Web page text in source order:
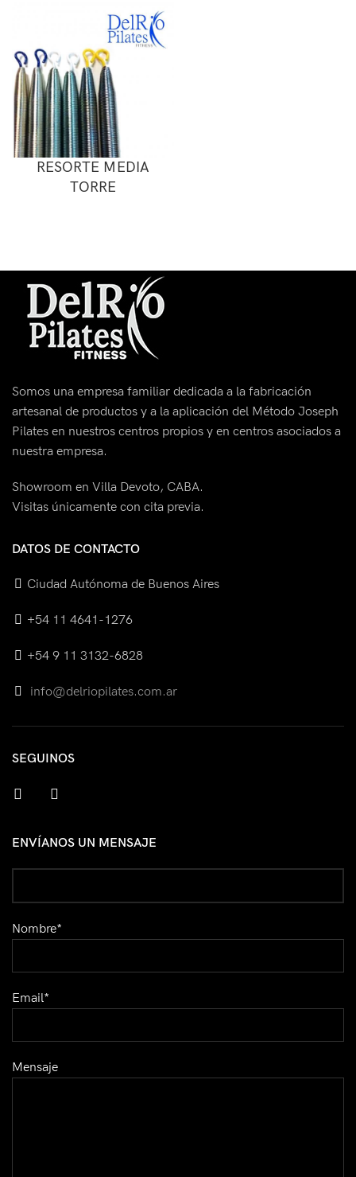
RESORTE MEDIA
TORRE
Somos una empresa familiar dedicada a la fabricación
artesanal de productos y a la aplicación del Método Joseph
Pilates en nuestros centros propios y en centros asociados a
nuestra empresa.
Showroom en Villa Devoto, CABA.
Visitas únicamente con cita previa.
DATOS DE CONTACTO
Ciudad Autónoma de Buenos Aires
+54 11 4641-1276
+54 9 11 3132-6828
info@delriopilates.com.ar
SEGUINOS
facebookinstagram
ENVÍANOS UN MENSAJE
Nombre*
Email*
Mensaje